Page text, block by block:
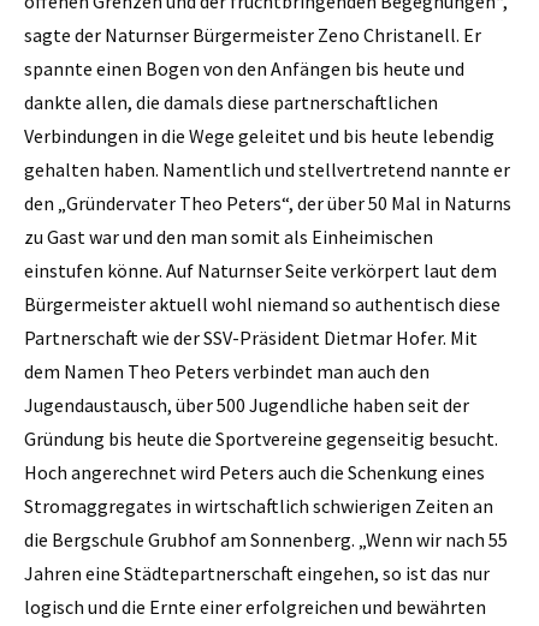
sagte der Naturnser Bürgermeister Zeno Christanell. Er
spannte einen Bogen von den Anfängen bis heute und
dankte allen, die damals diese partnerschaftlichen
Verbindungen in die Wege geleitet und bis heute lebendig
gehalten haben. Namentlich und stellvertretend nannte er
den „Gründervater Theo Peters“, der über 50 Mal in Naturns
zu Gast war und den man somit als Einheimischen
einstufen könne. Auf Naturnser Seite verkörpert laut dem
Bürgermeister aktuell wohl niemand so authentisch diese
Partnerschaft wie der SSV-Präsident Dietmar Hofer. Mit
dem Namen Theo Peters verbindet man auch den
Jugendaustausch, über 500 Jugendliche haben seit der
Gründung bis heute die Sportvereine gegenseitig besucht.
Hoch angerechnet wird Peters auch die Schenkung eines
Stromaggregates in wirtschaftlich schwierigen Zeiten an
die Bergschule Grubhof am Sonnenberg. „Wenn wir nach 55
Jahren eine Städtepartnerschaft eingehen, so ist das nur
logisch und die Ernte einer erfolgreichen und bewährten